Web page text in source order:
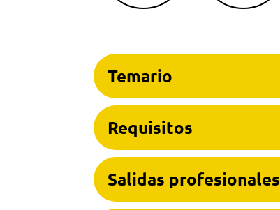
Temario
Requisitos
Salidas profesionales